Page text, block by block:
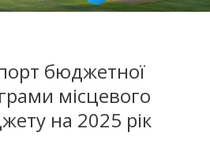
бюджетної
місцевого
на 2025 рік